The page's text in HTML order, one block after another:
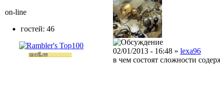
02/01/2013 - 16:48 » lexa96
в чем состоят сложности
on-line
гостей: 46